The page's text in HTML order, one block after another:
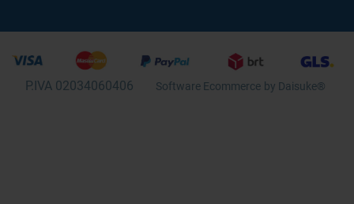
P.IVA 02034060406 Software Ecommerce by Daisuke®